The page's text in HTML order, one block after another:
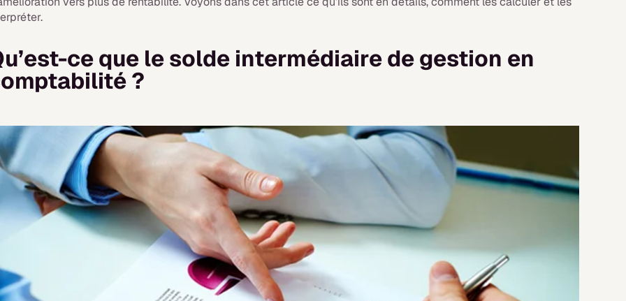
ce que le solde intermédiaire de gestion en
?